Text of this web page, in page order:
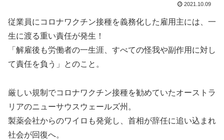
2021.10.09
従業員にコロナワクチン接種を義務化した雇用主には、一
生に渡る重い責任が発生！
「解雇後も労働者の一生涯、すべての怪我や副作用に対し
て責任を負う」とのこと。
厳しい規制でコロナワクチン接種を勧めていたオーストラ
リアのニューサウスウェールズ州。
製薬会社からのワイロも発覚し、首相が辞任に追い込まれ
社会が回復へ。